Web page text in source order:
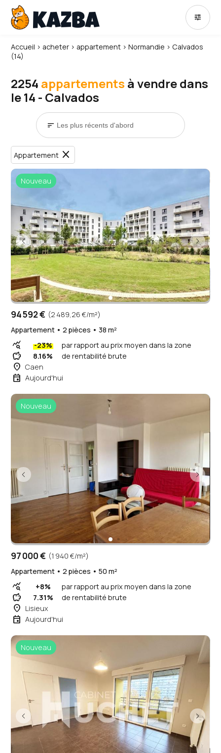
tune
Accueil › acheter › appartement ›Normandie ›Calvados
(14)
2254 appartements à vendre dans
le 14 - Calvados
sort
Appartement close
Nouveau
94 592 € (2 489,26 €/m²)
Appartement • 2 pièces • 38 m²
query_stats -23% par rapport au prix moyen dans la zone
savings 8.16% de rentabilité brute
place Caen
event Aujourd'hui
Nouveau
97 000 € (1 940 €/m²)
Appartement • 2 pièces • 50 m²
query_stats +8% par rapport au prix moyen dans la zone
savings 7.31% de rentabilité brute
place Lisieux
event Aujourd'hui
Nouveau